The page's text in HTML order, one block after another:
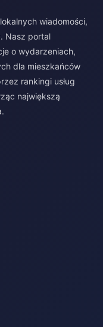
wiadomości,
Nasz portal
o wydarzeniach,
dla mieszkańców
rankingi usług
największą